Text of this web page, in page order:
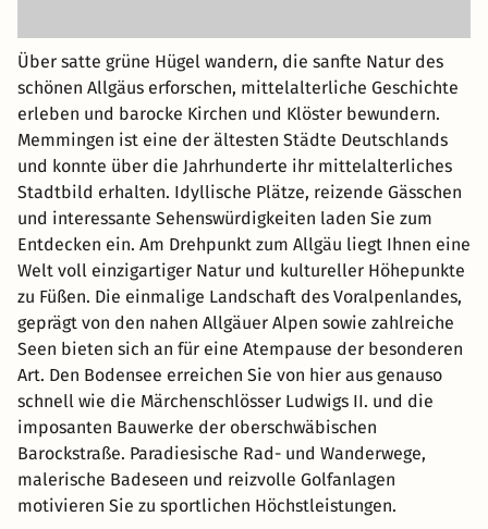
Über satte grüne Hügel wandern, die sanfte Natur des
schönen Allgäus erforschen, mittelalterliche Geschichte
erleben und barocke Kirchen und Klöster bewundern.
Memmingen ist eine der ältesten Städte Deutschlands
und konnte über die Jahrhunderte ihr mittelalterliches
Stadtbild erhalten. Idyllische Plätze, reizende Gässchen
und interessante Sehenswürdigkeiten laden Sie zum
Entdecken ein. Am Drehpunkt zum Allgäu liegt Ihnen eine
Welt voll einzigartiger Natur und kultureller Höhepunkte
zu Füßen. Die einmalige Landschaft des Voralpenlandes,
geprägt von den nahen Allgäuer Alpen sowie zahlreiche
Seen bieten sich an für eine Atempause der besonderen
Art. Den Bodensee erreichen Sie von hier aus genauso
schnell wie die Märchenschlösser Ludwigs II. und die
imposanten Bauwerke der oberschwäbischen
Barockstraße. Paradiesische Rad- und Wanderwege,
malerische Badeseen und reizvolle Golfanlagen
motivieren Sie zu sportlichen Höchstleistungen.